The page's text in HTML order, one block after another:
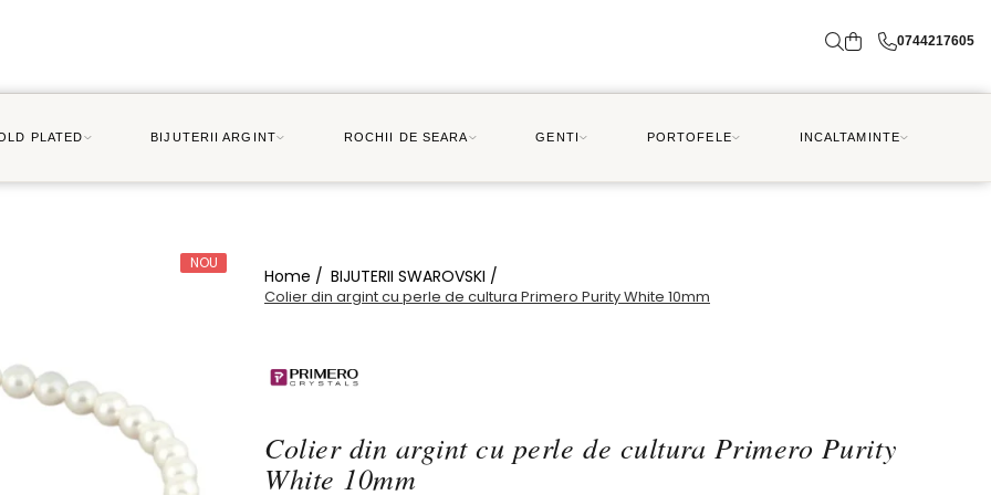
0744217605
PLATED BIJUTERII ARGINT ROCHII DE SEARA GENTI PORTOFELE INCALTAMINTE
Home / BIJUTERII SWAROVSKI /
Colier din argint cu perle de cultura Primero Purity White 10mm
Colier din argint cu perle de cultura Primero Purity
White 10mm
NOU